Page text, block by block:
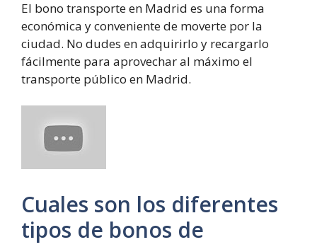
El bono transporte en Madrid es una forma
económica y conveniente de moverte por la
ciudad. No dudes en adquirirlo y recargarlo
fácilmente para aprovechar al máximo el
transporte público en Madrid.
Cuales son los diferentes
tipos de bonos de